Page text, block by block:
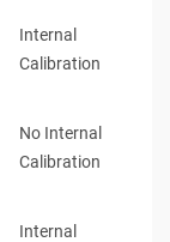
Internal
Calibration
No Internal
Calibration
Internal